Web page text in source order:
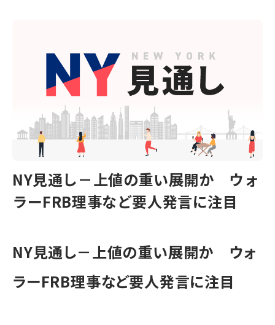
NY見通し－上値の重い展開か ウォ
ラーFRB理事など要人発言に注目
NY見通し－上値の重い展開か ウォ
ラーFRB理事など要人発言に注目